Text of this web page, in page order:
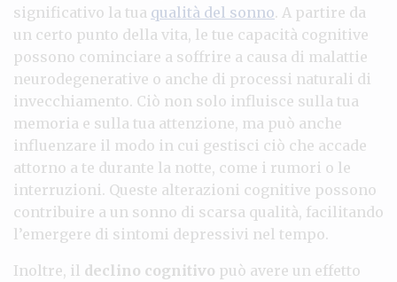
significativo la tua qualità del sonno. A partire da
un certo punto della vita, le tue capacità cognitive
possono cominciare a soffrire a causa di malattie
neurodegenerative o anche di processi naturali di
invecchiamento. Ciò non solo influisce sulla tua
memoria e sulla tua attenzione, ma può anche
influenzare il modo in cui gestisci ciò che accade
attorno a te durante la notte, come i rumori o le
interruzioni. Queste alterazioni cognitive possono
contribuire a un sonno di scarsa qualità, facilitando
l’emergere di sintomi depressivi nel tempo.
Inoltre, il declino cognitivo può avere un effetto